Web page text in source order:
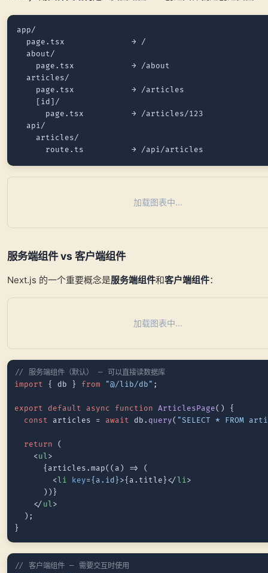
app/
  page.tsx              → /
  about/
    page.tsx            → /about
  articles/
    page.tsx            → /articles
    [id]/
      page.tsx          → /articles/123
  api/
    articles/
加载图表中...
服务端组件 vs 客户端组件
Next.js 的一个重要概念是服务端组件和客户端组件：
加载图表中...
// 服务端组件（默认） — 可以直接读数据库
import { db } from "@/lib/db" ;
export default async function ArticlesPage( ) {
const articles = await db. query( "SELECT * FROM
return (
<ul>
      {articles.map((a) => (
< li key={a.id} >{a.title} </ li>
      ))}
</ ul>
  );
// 客户端组件 — 需要交互时使用